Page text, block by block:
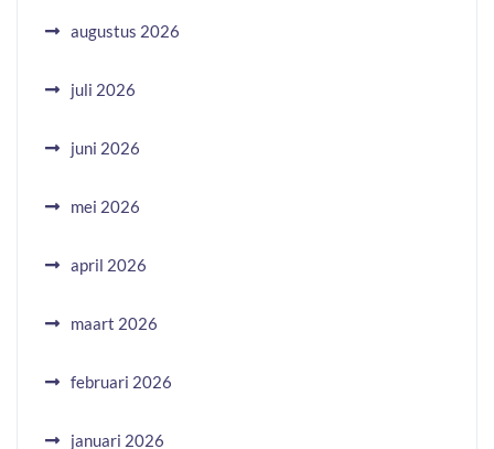
augustus 2026
juli 2026
juni 2026
mei 2026
april 2026
maart 2026
februari 2026
januari 2026